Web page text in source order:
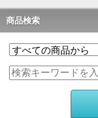
商品検索